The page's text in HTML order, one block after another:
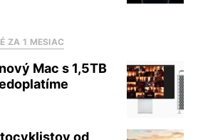
ZA 1 MESIAC
Mac s 1,5TB